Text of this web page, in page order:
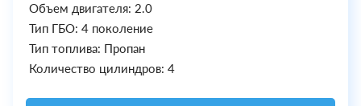
Объем двигателя: 2.0
Тип ГБО: 4 поколение
Тип топлива: Пропан
Количество цилиндров: 4